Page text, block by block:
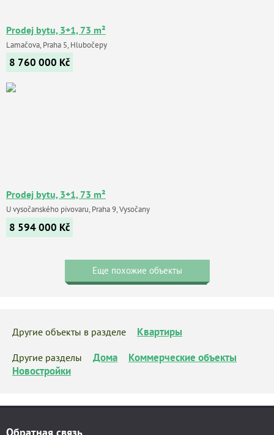
Prodej bytu, 3+1, 73 m²
Lamačova, Praha 5, Hlubočepy
8 760 000 Kč
Prodej bytu, 3+1, 73 m²
U vysočanského pivovaru, Praha 9, Vysočany
8 594 000 Kč
Еще похожие объекты
Другие объекты в разделе Квартиры
Другие разделы Дома
Коммерческие объекты
Новостройки
Обратная связь